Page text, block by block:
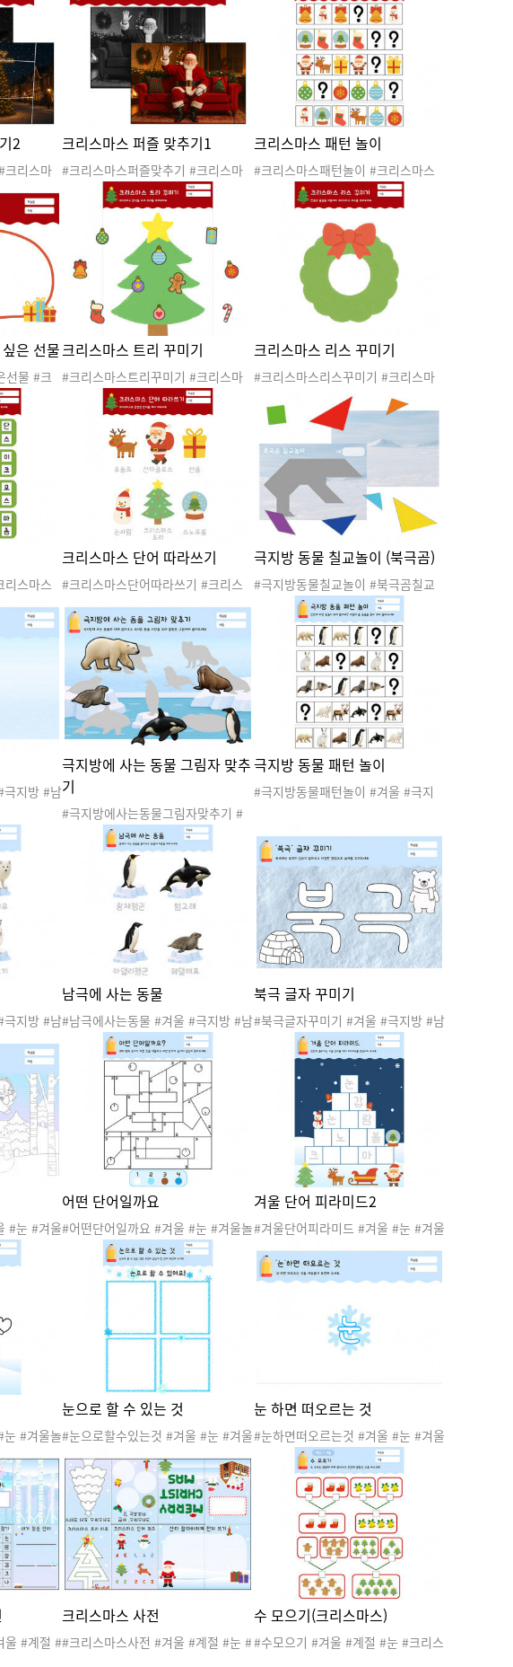
#스노우
이 #피겨
츠활동지
활동지 #언어활동 #스키 #스노우보
드 #아이스하키 #봅슬레이 #피겨스
케이팅 #쇼트트랙 #루지 #스피드스
케이팅 #겨울스포츠활동지
울활동지 #표현활동 #겨울스포츠활
2
크리스마
마스트리
마스활동
추기 #
크리스마스 퍼즐 맞추기1
#크리스마스퍼즐맞추기 #크리스마
스 #겨울 #산타 #산타클로스 #산타
할아버지 #루돌프 #크리스마스트리
#크리스마스도안 #크리스마스활동
#크리스마스활동지 #퍼즐맞추기 #
수조작활동
크리스마스 패턴 놀이
#크리스마스패턴놀이 #크리스마스
#겨울 #산타 #산타클로스 #산타할아
버지 #루돌프 #크리스마스트리 #크
리스마스도안 #크리스마스활동 #크
리스마스활동지 #수조작활동 #패턴
놀이 #패턴활동
은 선물
선물 #크
클로스
리스마
크리스마
#표현활
크리스마스 트리 꾸미기
#크리스마스트리꾸미기 #크리스마
스 #겨울 #산타 #산타클로스 #산타
할아버지 #루돌프 #크리스마스트리
#크리스마스도안 #크리스마스활동
#크리스마스활동지 #미술활동 #오
리고붙이기
크리스마스 리스 꾸미기
#크리스마스리스꾸미기 #크리스마
스 #겨울 #산타 #산타클로스 #산타
할아버지 #루돌프 #크리스마스트리
#크리스마스도안 #크리스마스활동
#크리스마스활동지 #미술활동 #크
리스마스리스
리스마스
트리 #크
활동 #크
#케이크
크리스마스 단어 따라쓰기
#크리스마스단어따라쓰기 #크리스
타할아버지 #루돌프 #크리스마스트
리 #크리스마스도안 #크리스마스활
동 #크리스마스활동지 #언어활동 #
따라쓰기 #선물 #눈사람 #스노우볼
극지방 동물 칠교놀이 (북극곰)
#극지방동물칠교놀이 #북극곰칠교
놀이 #겨울 #극지방 #남극 #북극 #
극지방동물 #겨울활동 #겨울놀이 #
겨울도안 #겨울활동지 #극지방활동
지 #칠교놀이 #칠교판 #퍼즐놀이 #2
0260304동물놀이 #20260304동물
칠교놀이
극지방 #남
활동지 #
관찰일지
극지방에 사는 동물 그림자 맞추
기
#극지방에사는동물그림자맞추기 #
겨울 #극지방 #남극 #북극 #극지방
동물 #겨울활동 #겨울놀이 #겨울도
안 #겨울활동지 #극지방활동지 #그
림자맞추기 #탐색활동
극지방 동물 패턴 놀이
#극지방동물패턴놀이 #겨울 #극지
동지 #극지방활동지 #패턴놀이 #수
조작활동
극지방 #남
활동지 #
북극곰 #
극토끼
남극에 사는 동물
#남극에사는동물 #겨울 #극지방 #남
극 #북극 #극지방동물 #겨울활동 #
겨울놀이 #겨울도안 #겨울활동지 #
극지방활동지 #남극동물 #펭귄 #황
제펭귄 #아델리펭귄 #범고래 #웨델
북극 글자 꾸미기
#북극글자꾸미기 #겨울 #극지방 #남
극 #북극 #극지방동물 #겨울활동 #
겨울놀이 #겨울도안 #겨울활동지 #
극지방활동지 #언어활동 #글자꾸미
#눈 #겨울
#겨울활
#색칠활
어떤 단어일까요
#어떤단어일까요 #겨울 #눈 #겨울놀
이 #겨울도안 #겨울활동 #겨울활동
지 #언어활동 #단어찾기 #글자찾기
#색칠활동
겨울 단어 피라미드2
#겨울단어피라미드 #겨울 #눈 #겨울
동지 #한글놀이 #언어활동 #한글공
부 #눈 #장갑 #눈사람 #스노우볼 #
눈 #겨울놀
기
눈으로 할 수 있는 것
#눈으로할수있는것 #겨울 #눈 #겨울
동지 #표현활동 #눈놀이
눈 하면 떠오르는 것
#눈하면떠오르는것 #겨울 #눈 #겨울
놀이 #겨울도안 #겨울활동 #겨울활
동지 #표상활동 #표현활동 #생각나
울 #계절 #
크리스마스 사전
#크리스마스사전 #겨울 #계절 #눈 #
수 모으기(크리스마스)
#수모으기 #겨울 #계절 #눈 #크리스